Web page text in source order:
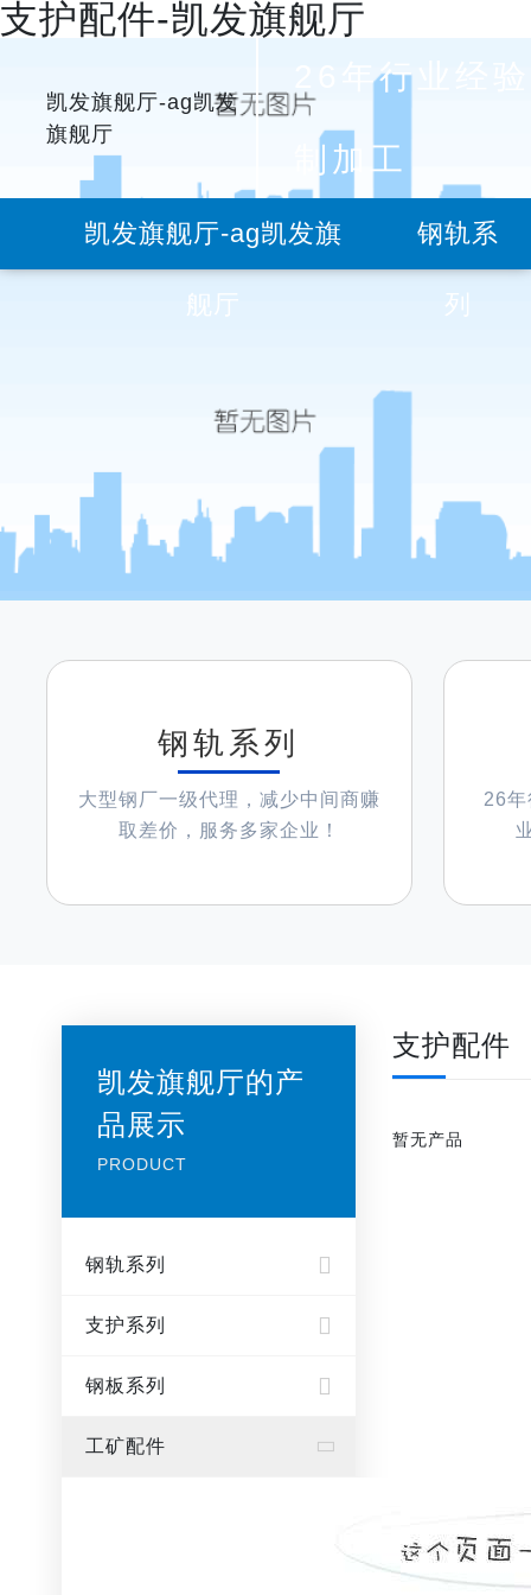
支护配件-凯发旗舰厅
凯发旗舰厅-ag凯发
旗舰厅
26年行业经验
制加工
凯发旗舰厅-ag凯发旗
舰厅
钢轨系
列
钢轨系列
大型钢厂一级代理，减少中间商赚
取差价，服务多家企业！
26
凯发旗舰厅的产
品展示
PRODUCT
钢轨系列
支护系列
钢板系列
工矿配件
支护配件
暂无产品